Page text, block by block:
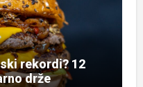
rekordi? 12
drže